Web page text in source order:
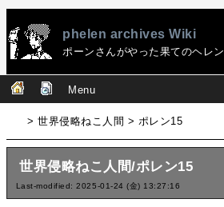
phelen archives Wiki
ポーンさんがやった果てのヘレン
Menu
> 世界侵略ねこ人間 > ポレン15
世界侵略ねこ人間/ポレン15
Last-modified: 2025-01-24 (金) 13:27:16